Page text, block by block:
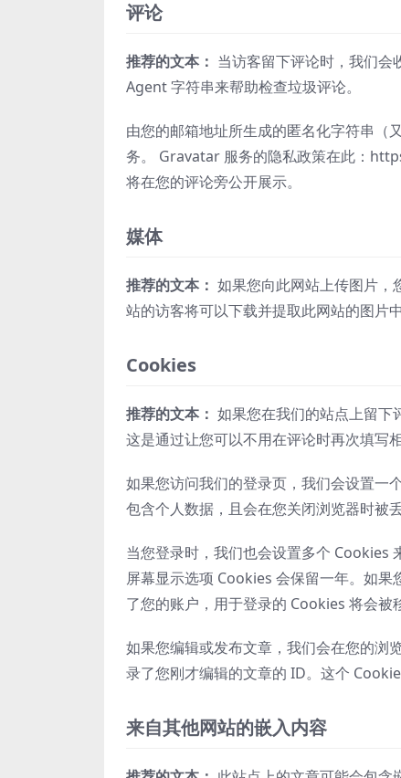
评论
推荐的文本： 当访客留下评论时，我们
Agent 字符串来帮助检查垃圾评论。
由您的邮箱地址所生成的匿名化字符串（
务。 Gravatar 服务的隐私政策在此：
将在您的评论旁公开展示。
媒体
推荐的文本： 如果您向此网站上传图片，
站的访客将可以下载并提取此网站的图片
Cookies
推荐的文本： 如果您在我们的站点上留下
这是通过让您可以不用在评论时再次填写
如果您访问我们的登录页，我们会设置一
包含个人数据，且会在您关闭浏览器时被丢
当您登录时，我们也会设置多个 Cookies
屏幕显示选项 Cookies 会保留一年。如
了您的账户，用于登录的 Cookies 将会被
如果您编辑或发布文章，我们会在您的浏
录了您刚才编辑的文章的 ID。这个 Cookie
来自其他网站的嵌入内容